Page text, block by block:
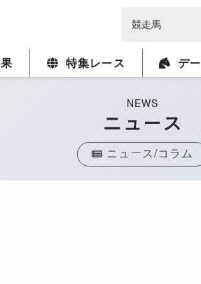
特集レース デ
NEWS
ニュース
ニュース/コラム